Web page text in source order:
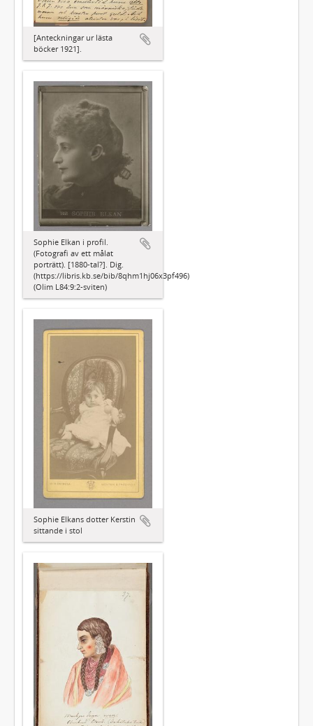
[Anteckningar ur lästa
böcker 1921].
Sophie Elkan i profil.
(Fotografi av ett målat
porträtt). [1880-tal?]. Dig.
(https://libris.kb.se/bib/8qhm1hj06x3pf496)
(Olim L84:9:2-sviten)
Sophie Elkans dotter Kerstin
sittande i stol